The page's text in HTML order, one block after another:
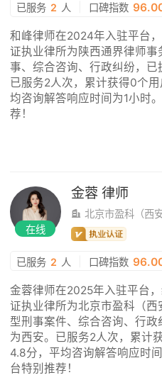
已服务 2 人 口碑指数
和峰律师在2024年入驻平台
证执业律所为陕西通界律师
事、综合咨询、行政纠纷，已
已服务2人次，累计获得0个
均咨询解答响应时间为1小时
荐！
在线
金蓉 律师
北京市盈科（西
已服务 2 人 口碑指数
金蓉律师在2025年入驻平台
证执业律所为北京市盈科（
型刑事案件、综合咨询、行
为西安。已服务2人次，累计
4.8分，平均咨询解答响应时
台特别推荐！